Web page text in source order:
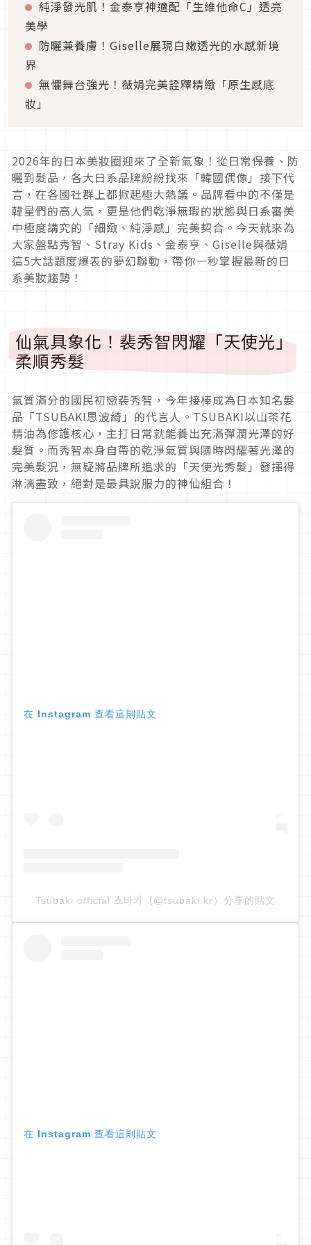
純淨發光肌！金泰亨神適配「生維他命C」透亮
美學
防曬兼養膚！Giselle展現白嫩透光的水感新境
界
無懼舞台強光！薇娟完美詮釋精緻「原生感底
妝」
2026年的日本美妝圈迎來了全新氣象！從日常保養、防
曬到髮品，各大日系品牌紛紛找來「韓國偶像」接下代
言，在各國社群上都掀起極大熱議。品牌看中的不僅是
韓星們的高人氣，更是他們乾淨無瑕的狀態與日系審美
中極度講究的「細緻、純淨感」完美契合。今天就來為
大家盤點秀智、Stray Kids、金泰亨、Giselle與薇娟
這5大話題度爆表的夢幻聯動，帶你一秒掌握最新的日
系美妝趨勢！
仙氣具象化！裴秀智閃耀「天使光」
柔順秀髮
氣質滿分的國民初戀裴秀智，今年接棒成為日本知名髮
品「TSUBAKI思波綺」的代言人。TSUBAKI以山茶花
精油為修護核心，主打日常就能養出充滿彈潤光澤的好
髮質。而秀智本身自帶的乾淨氣質與隨時閃耀著光澤的
完美髮況，無疑將品牌所追求的「天使光秀髮」發揮得
淋漓盡致，絕對是最具說服力的神仙組合！
在 Instagram 查看這則貼文
Tsubaki official 츠바키（@tsubaki.kr）分享的貼文
在 Instagram 查看這則貼文